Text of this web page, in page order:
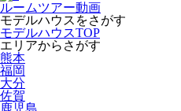
ルームツアー動画
モデルハウスをさがす
モデルハウスTOP
エリアからさがす
熊本
福岡
大分
佐賀
鹿児島